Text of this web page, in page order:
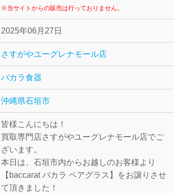
※当サイトからの販売は行っておりません。
2025年06月27日
さすがやユーグレナモール店
バカラ食器
沖縄県石垣市
皆様こんにちは！
買取専門店さすがやユーグレナモール店でご
ざいます。
本日は、石垣市内からお越しのお客様より
【baccarat バカラ ペアグラス】をお譲りさせ
て頂きました！